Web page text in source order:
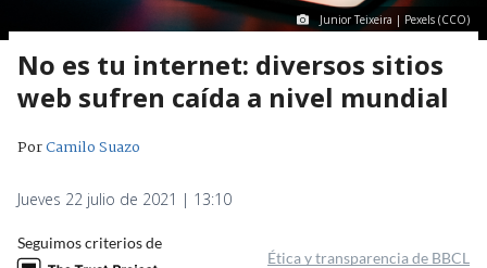
Junior Teixeira | Pexels (CCO)
No es tu internet: diversos sitios
web sufren caída a nivel mundial
PorCamilo Suazo
Jueves 22 julio de 2021 | 13:10
Seguimos criterios de
Ética y transparencia de BBCL